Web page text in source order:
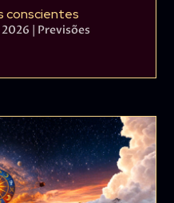
conscientes
2026
Previsões